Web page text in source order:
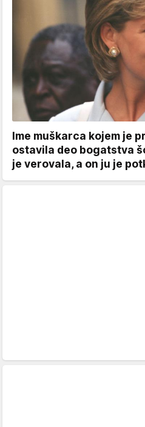
Ime muškarca kojem je
ostavila deo bogatstva
je verovala, a on ju je